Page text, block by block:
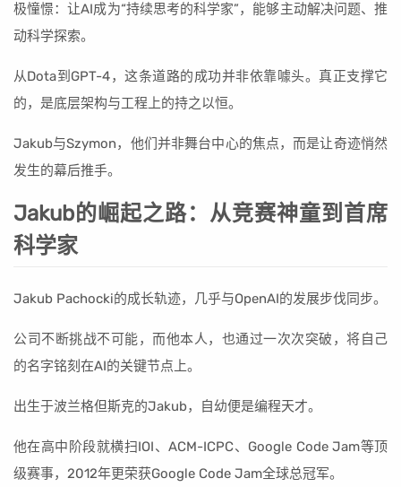
极憧憬：让AI成为“持续思考的科学家”，能够主动解决问题、推
动科学探索。
从Dota到GPT-4，这条道路的成功并非依靠噱头。真正支撑它
的，是底层架构与工程上的持之以恒。
Jakub与Szymon，他们并非舞台中心的焦点，而是让奇迹悄然
发生的幕后推手。
Jakub的崛起之路：从竞赛神童到首席
科学家
Jakub Pachocki的成长轨迹，几乎与OpenAI的发展步伐同步。
公司不断挑战不可能，而他本人，也通过一次次突破，将自己
的名字铭刻在AI的关键节点上。
出生于波兰格但斯克的Jakub，自幼便是编程天才。
他在高中阶段就横扫IOI、ACM-ICPC、Google Code Jam等顶
级赛事，2012年更荣获Google Code Jam全球总冠军。